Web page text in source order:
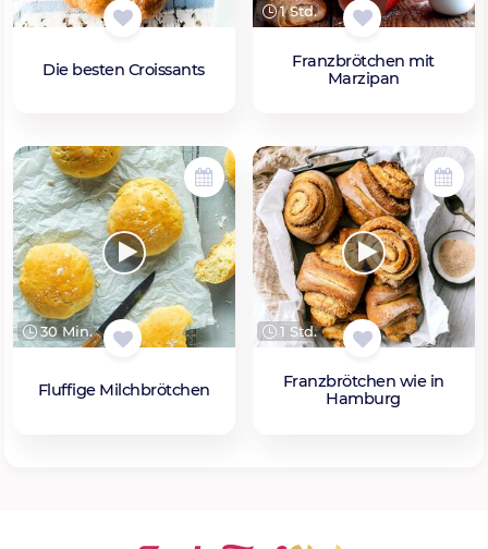
Die besten Croissants
1 Std.
Franzbrötchen mit
Marzipan
30 Min.
Fluffige Milchbrötchen
1 Std.
Franzbrötchen wie in
Hamburg